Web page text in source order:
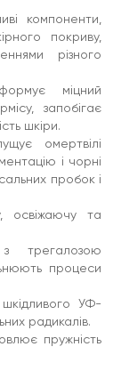
Гліцерин,
каприновий
Диметикон,
камедь, Олія
ЕДТА,
Квіткова
гібіскуса,
плодів інжиру,
кори в'яза,
Фермент
Гідролізована
Фолієва
кислота,
Зволоження
компоненти,
покриву,
різного
міцний
запобігає
шкіри.
омертвілі
і чорні
пробок і
освіжаючу та
трегалозою
процеси
УФ-
радикалів.
пружність